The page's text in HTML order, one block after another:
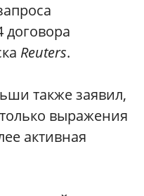
договора
Reuters.
также заявил,
выражения
активная